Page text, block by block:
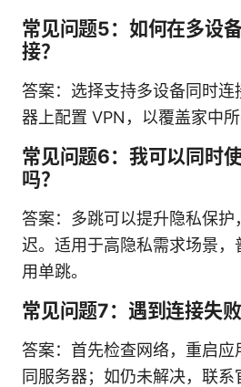
常见问题5：如何在多设
接？
答案：选择支持多设备同时连
器上配置 VPN，以覆盖家中所
常见问题6：我可以同时
吗？
答案：多跳可以提升隐私保
迟。适用于高隐私需求场景
用单跳。
常见问题7：遇到连接失败
答案：首先检查网络，重启
同服务器；如仍未解决，联